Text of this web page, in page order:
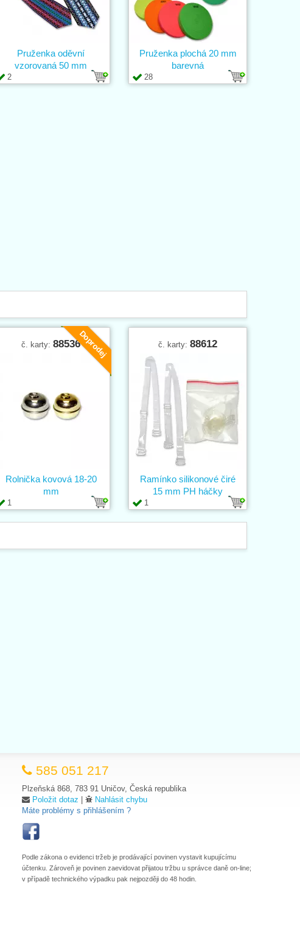
2
Pruženka oděvní
vzorovaná 50 mm
28
Pruženka plochá 20 mm
barevná
Doprodej
č. karty: 88536
1
Rolnička kovová 18-20
mm
č. karty: 88612
1
Ramínko silikonové čiré
15 mm PH háčky
585 051 217
Plzeňská 868, 783 91 Uničov, Česká republika
Položit dotaz
Nahlásit chybu
Máte problémy s přihlášením ?
Podle zákona o evidenci tržeb je prodávající povinen vystavit kupujícímu
účtenku. Zároveň je povinen zaevidovat přijatou tržbu u správce daně on-line;
v případě technického výpadku pak nejpozději do 48 hodin.